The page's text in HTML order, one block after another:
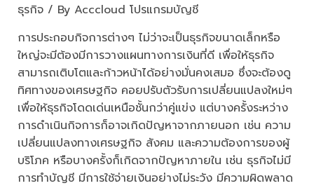
ธุรกิจ/ By Acccloud โปรแกรมบัญชี
การประกอบกิจการต่างๆ ไม่ว่าจะเป็นธุรกิจขนาดเล็กหรือ
ใหญ่จะมีต้องมีการวางแผนทางการเงินที่ดี เพื่อให้ธุรกิจ
สามารถเติบโตและก้าวหน้าได้อย่างมั่นคงเสมอ ซึ่งจะต้องดู
ทิศทางของเศรษฐกิจ คอยปรับตัวรับการเปลี่ยนแปลงใหม่ๆ
เพื่อให้ธุรกิจโดดเด่นเหนือชั้นกว่าคู่แข่ง แต่บางครั้งระหว่าง
การดำเนินกิจการก็อาจเกิดปัญหาจากภายนอก เช่น ความ
เปลี่ยนแปลงทางเศรษฐกิจ สังคม และความต้องการของผู้
บริโภค หรือบางครั้งก็เกิดจากปัญหาภายใน เช่น ธุรกิจไม่มี
การทำบัญชี มีการใช้จ่ายเงินอย่างไม่ระวัง มีความผิดพลาด